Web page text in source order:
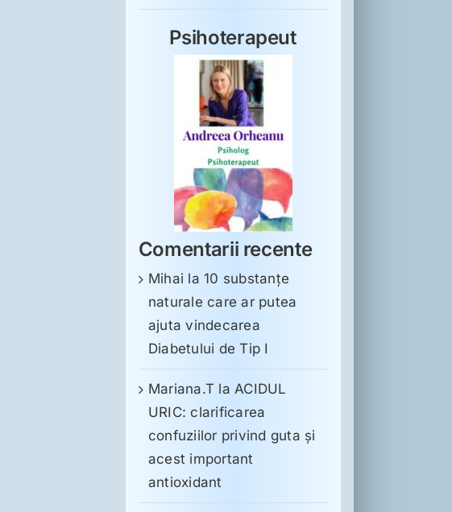
Psihoterapeut
Comentarii recente
Mihai la10 substanţe
naturale care ar putea
ajuta vindecarea
Diabetului de Tip I
Mariana.T la ACIDUL
URIC: clarificarea
confuziilor privind guta și
acest important
antioxidant